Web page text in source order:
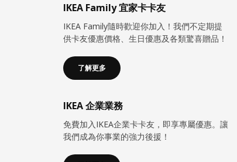
IKEA Family 宜家卡卡友
IKEA Family隨時歡迎你加入！我們不定期提
供卡友優惠價格、生日優惠及各類驚喜贈品！
了解更多
IKEA 企業業務
免費加入IKEA企業卡卡友，即享專屬優惠。讓
我們成為你事業的強力後援！